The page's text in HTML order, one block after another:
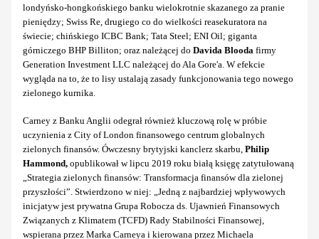
londyńsko-hongkońskiego banku wielokrotnie skazanego za pranie
pieniędzy; Swiss Re, drugiego co do wielkości reasekuratora na
świecie; chińskiego ICBC Bank; Tata Steel; ENI Oil; giganta
górniczego BHP Billiton; oraz należącej do Davida Blooda firmy
Generation Investment LLC należącej do Ala Gore'a. W efekcie
wygląda na to, że to lisy ustalają zasady funkcjonowania tego nowego
zielonego kurnika.
Carney z Banku Anglii odegrał również kluczową rolę w próbie
uczynienia z City of London finansowego centrum globalnych
zielonych finansów. Ówczesny brytyjski kanclerz skarbu, Philip
Hammond, opublikował w lipcu 2019 roku białą księgę zatytułowaną
„Strategia zielonych finansów: Transformacja finansów dla zielonej
przyszłości”. Stwierdzono w niej: „Jedną z najbardziej wpływowych
inicjatyw jest prywatna Grupa Robocza ds. Ujawnień Finansowych
Związanych z Klimatem (TCFD) Rady Stabilności Finansowej,
wspierana przez Marka Carneya i kierowana przez Michaela